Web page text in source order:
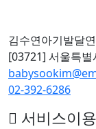
김수연아기발달
[03721] 서울특
02-392-6286
서비스이용